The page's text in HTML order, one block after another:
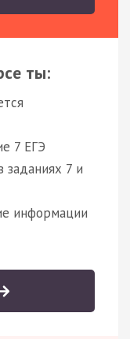
ты:
7 ЕГЭ
заданиях 7 и
информации